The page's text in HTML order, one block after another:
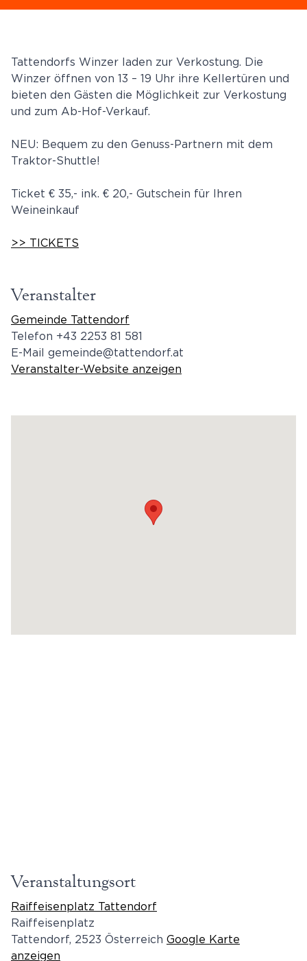
Tattendorfs Winzer laden zur Verkostung. Die
Winzer öffnen von 13 – 19 Uhr ihre Kellertüren und
bieten den Gästen die Möglichkeit zur Verkostung
und zum Ab-Hof-Verkauf.
NEU: Bequem zu den Genuss-Partnern mit dem
Traktor-Shuttle!
Ticket € 35,- ink. € 20,- Gutschein für Ihren
Weineinkauf
>> TICKETS
Veranstalter
Gemeinde Tattendorf
Telefon +43 2253 81 581
E-Mail gemeinde@tattendorf.at
Veranstalter-Website anzeigen
Veranstaltungsort
Raiffeisenplatz Tattendorf
Raiffeisenplatz
Tattendorf, 2523 Österreich Google Karte
anzeigen